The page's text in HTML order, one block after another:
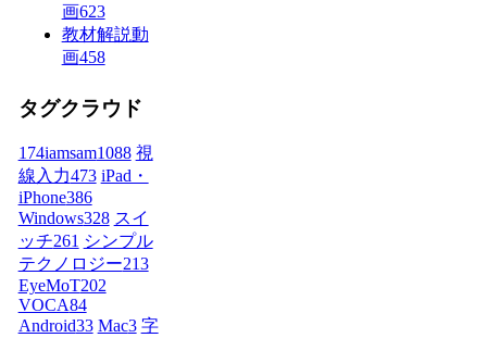
画623
教材解説動
画458
タグクラウド
174iamsam1088 視
線入力473 iPad・
iPhone386
Windows328 スイ
ッチ261 シンプル
テクノロジー213
EyeMoT202
VOCA84
Android33 Mac3 字